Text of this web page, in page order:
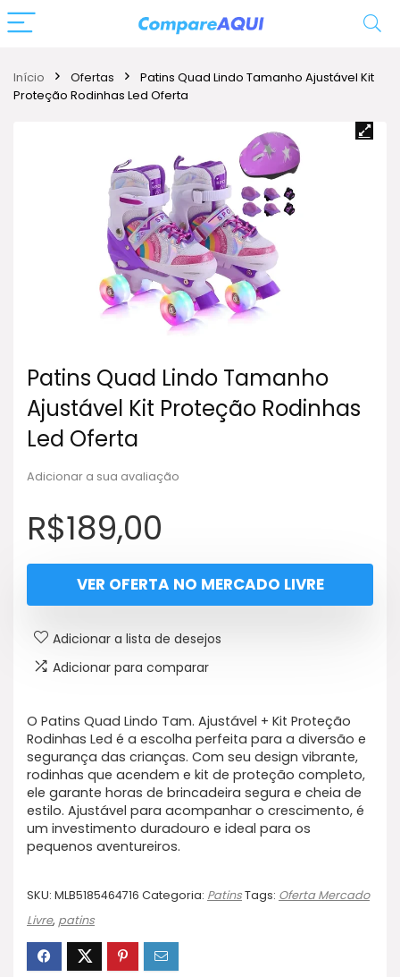
Início Ofertas
Patins Quad Lindo Tamanho Ajustável Kit
Proteção Rodinhas Led Oferta
Patins Quad Lindo Tamanho
Ajustável Kit Proteção Rodinhas
Led Oferta
Adicionar a sua avaliação
R$189,00
VER OFERTA NO MERCADO LIVRE
Adicionar a lista de desejos
Adicionar para comparar
O Patins Quad Lindo Tam. Ajustável + Kit Proteção
Rodinhas Led é a escolha perfeita para a diversão e
segurança das crianças. Com seu design vibrante,
rodinhas que acendem e kit de proteção completo,
ele garante horas de brincadeira segura e cheia de
estilo. Ajustável para acompanhar o crescimento, é
um investimento duradouro e ideal para os
pequenos aventureiros.
SKU: MLB5185464716 Categoria: PatinsTags: Oferta Mercado
Livre, patins